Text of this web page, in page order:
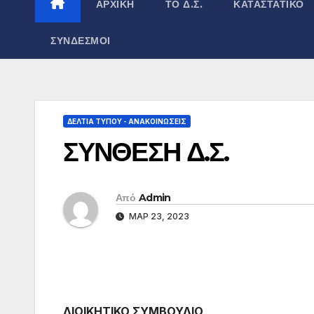
ΑΡΧΙΚΉ ΤΟ Δ.Σ. ΚΑΤΑΣΤΑΤΙΚΌ
ΣΎΝΔΕΣΜΟΙ
ΔΕΛΤΊΑ ΤΎΠΟΥ - ΑΝΑΚΟΙΝΏΣΕΙΣ
ΣΥΝΘΕΣΗ Δ.Σ.
Από Admin
ΜΑΡ 23, 2023